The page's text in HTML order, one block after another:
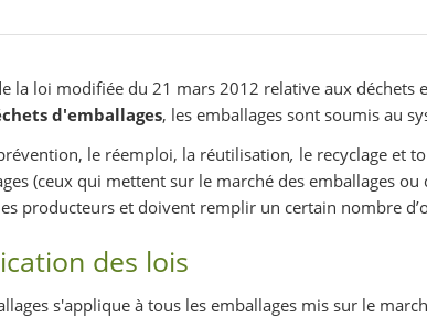
la loi modifiée du 21 mars 2012 relative aux
d'emballages, les emballages sont soumis au
le réemploi, la réutilisation, le recyclage et
(ceux qui mettent sur le marché des emballages
producteurs et doivent remplir un certain nombre
des lois
s'applique à tous les emballages mis sur le